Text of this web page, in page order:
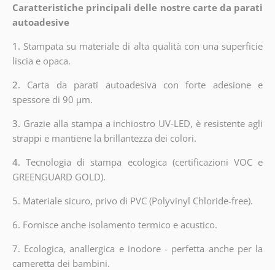
Caratteristiche principali delle nostre carte da parati
autoadesive
1. Stampata su materiale di alta qualità con una superficie
liscia e opaca.
2. Carta da parati autoadesiva con forte adesione e
spessore di 90 µm.
3. Grazie alla stampa a inchiostro UV-LED, è resistente agli
strappi e mantiene la brillantezza dei colori.
4.Tecnologia di stampa ecologica (certificazioni VOC e
GREENGUARD GOLD).
5. Materiale sicuro, privo di PVC (Polyvinyl Chloride-free).
6. Fornisce anche isolamento termico e acustico.
7. Ecologica, anallergica e inodore - perfetta anche per la
cameretta dei bambini.